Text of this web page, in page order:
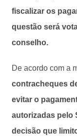
fiscalizar os
questão será
conselho.
De acordo com a
contracheques
evitar o
autorizadas pelo
decisão que